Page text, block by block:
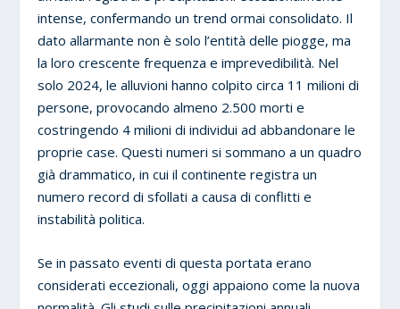
intense, confermando un trend ormai consolidato. Il
dato allarmante non è solo l’entità delle piogge, ma
la loro crescente frequenza e imprevedibilità. Nel
solo 2024, le alluvioni hanno colpito circa 11 milioni di
persone, provocando almeno 2.500 morti e
costringendo 4 milioni di individui ad abbandonare le
proprie case. Questi numeri si sommano a un quadro
già drammatico, in cui il continente registra un
numero record di sfollati a causa di conflitti e
instabilità politica.
Se in passato eventi di questa portata erano
considerati eccezionali, oggi appaiono come la nuova